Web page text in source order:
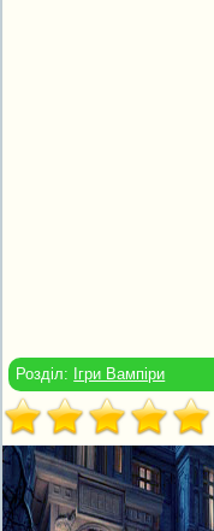
Розділ: Ігри Вампіри